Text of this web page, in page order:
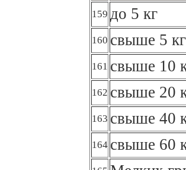
159 до 5 кг
160 свыше 5
161 свыше 10
162 свыше 20
163 свыше 40
164 свыше 60